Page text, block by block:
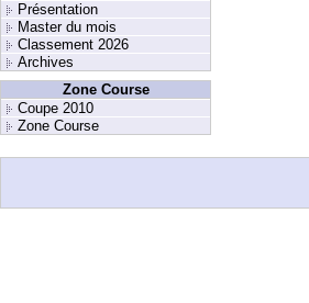
Présentation
Master du mois
Classement 2026
Archives
Zone Course
Coupe 2010
Zone Course